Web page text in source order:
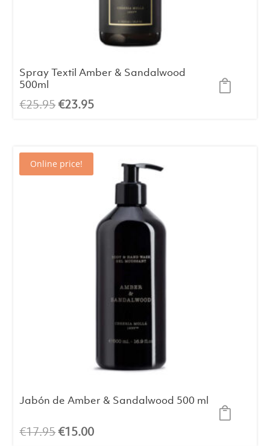
Spray Textil Amber & Sandalwood
500ml
€25.95El
era:
€25.95.
€23.95El
€23.95.
Online price!
Jabón de Amber & Sandalwood 500 ml
€17.95El
€15.00El